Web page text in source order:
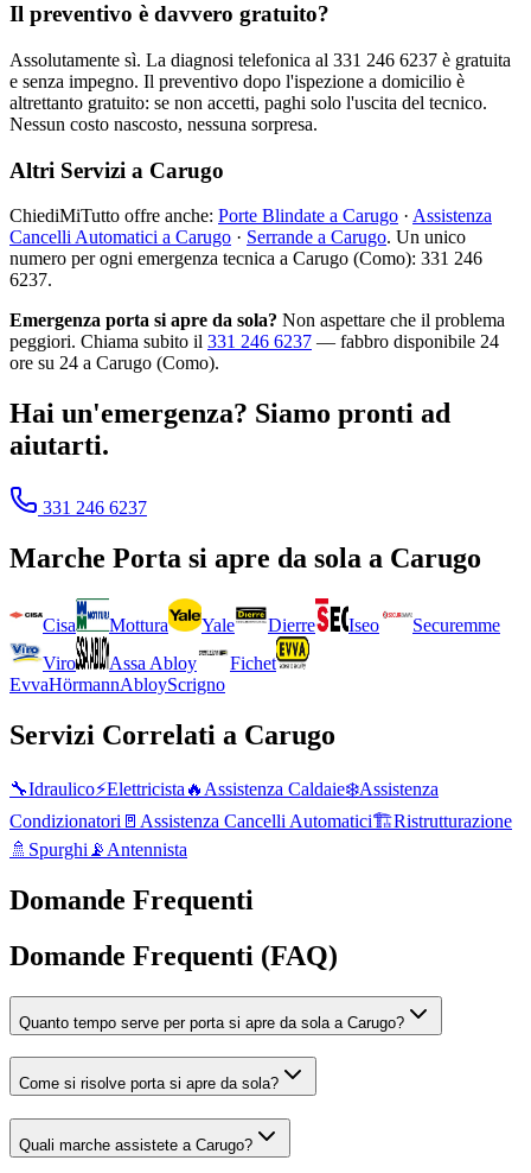
Il preventivo è davvero gratuito?
Assolutamente sì. La diagnosi telefonica al 331 246 6237 è gratuita
e senza impegno. Il preventivo dopo l'ispezione a domicilio è
altrettanto gratuito: se non accetti, paghi solo l'uscita del tecnico.
Nessun costo nascosto, nessuna sorpresa.
Altri Servizi a Carugo
ChiediMiTutto offre anche: Porte Blindate a Carugo · Assistenza
Cancelli Automatici a Carugo · Serrande a Carugo. Un unico
numero per ogni emergenza tecnica a Carugo (Como): 331 246
6237.
Emergenza porta si apre da sola? Non aspettare che il problema
peggiori. Chiama subito il 331 246 6237 — fabbro disponibile 24
ore su 24 a Carugo (Como).
Hai un'emergenza? Siamo pronti ad
aiutarti.
331 246 6237
Marche Porta si apre da sola a Carugo
Cisa Mottura Yale Dierre Iseo
Securemme
Viro
Assa Abloy
Fichet
EvvaHörmannAbloyScrigno
Servizi Correlati a Carugo
🔧Idraulico⚡Elettricista 🔥 Assistenza Caldaie❄️Assistenza
Condizionatori 🚪 Assistenza Cancelli Automatici🏗️Ristrutturazione
🚿 Spurghi 📡 Antennista
Domande Frequenti
Domande Frequenti (FAQ)
Quanto tempo serve per porta si apre da sola a Carugo?
Come si risolve porta si apre da sola?
Quali marche assistete a Carugo?